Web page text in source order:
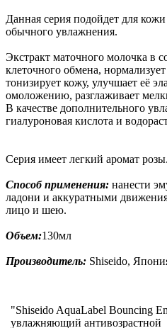
Данная серия подойдет для
обычного увлажнения.
Экстракт маточного молочка в
клеточного обмена,
тонизирует кожу, улучшает её
омоложению, разглаживает
В качестве дополнительного
гиалуроновая кислота и
Серия имеет легкий аромат розы.
Способ применения: нанести
ладони и аккуратными
лицо и шею.
Объем:130мл
Производитель: Shiseido,
"Shiseido AquaLabel Bouncing
увлажняющий антивозрастной